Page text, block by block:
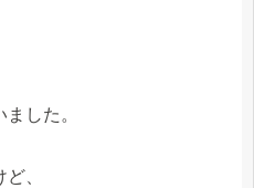
した。
、